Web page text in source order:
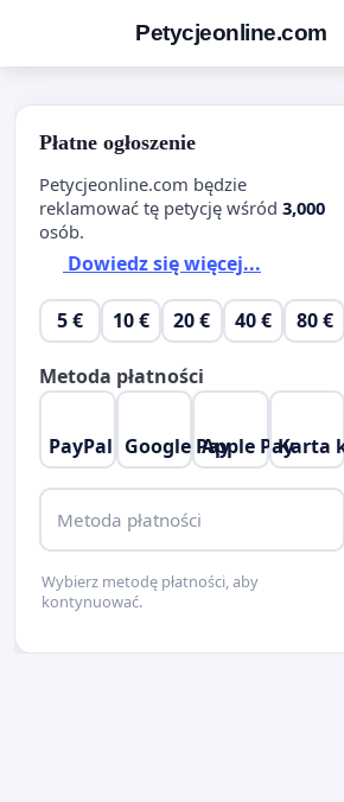
Petycjeonline.com
Płatne ogłoszenie
Petycjeonline.com będzie
reklamować tę petycję wśród 3,000
osób.
Dowiedz się więcej...
5 € 10 € 20 € 40 € 80 €
Metoda płatności
PayPal Google PayApple PayKarta
Metoda płatności
Wybierz metodę płatności, aby
kontynuować.